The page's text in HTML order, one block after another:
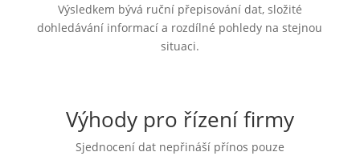
Výsledkem bývá ruční přepisování dat, složité
dohledávání informací a rozdílné pohledy na stejnou
situaci.
Výhody pro řízení firmy
Sjednocení dat nepřináší přínos pouze